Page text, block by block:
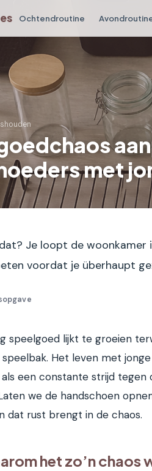
Ochtendroutine
met
Je loopt de
voordat je überhaupt
speelgoed lijkt te groeien
Het leven met
een constante strijd tegen
we de handschoen
dat rust brengt in de chaos.
het zo’n